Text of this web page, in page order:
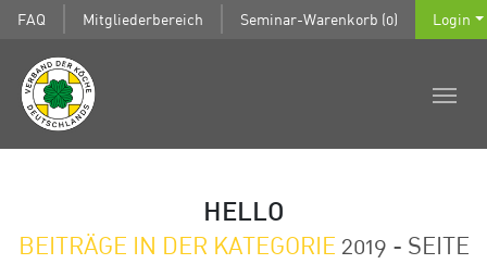
FAQ Mitgliederbereich Seminar-Warenkorb (0) Login
HELLO
BEITRÄGE IN DER KATEGORIE 2019 - SEITE